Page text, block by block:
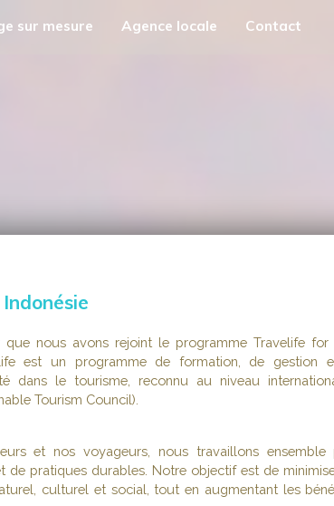
sur mesure Agence locale Contact
que nous avons rejoint le programme Travelife for
est un programme de formation, de gestion
dans le tourisme, reconnu au niveau
Tourism Council).
et nos voyageurs, nous travaillons ensemble
pratiques durables. Notre objectif est de
culturel et social, tout en augmentant les